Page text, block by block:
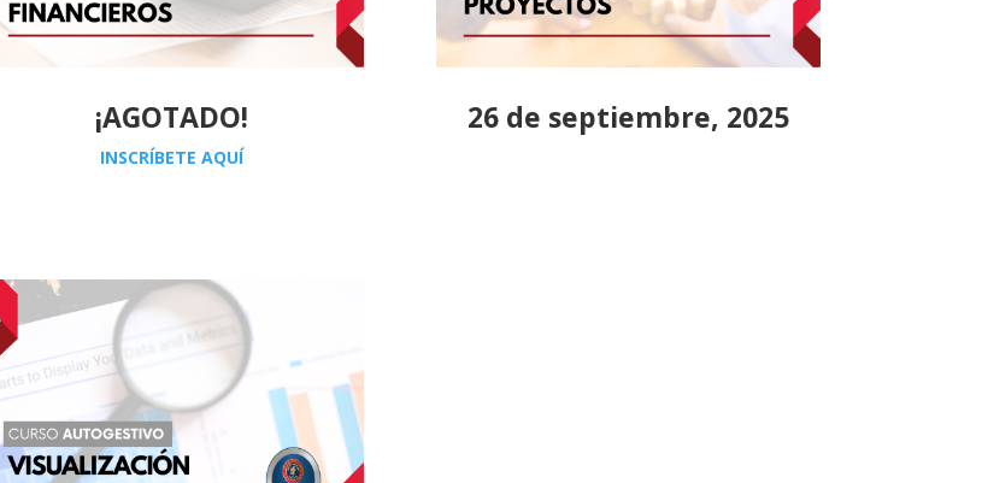
¡AGOTADO!
INSCRÍBETE AQUÍ
26 de septiembre, 2025